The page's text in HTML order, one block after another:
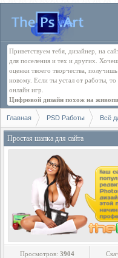
Приветствуем тебя, дизайнер, на
для поселения и тех и других.
оценки твоего творчества,
новому. Если ты устал от работы,
онлайн игр.
Цифровой дизайн похож на
Главная PSD Работы Всё
Простая шапка для сайта
Просмотров: 3904